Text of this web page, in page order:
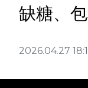
缺糖、
2026.04.27